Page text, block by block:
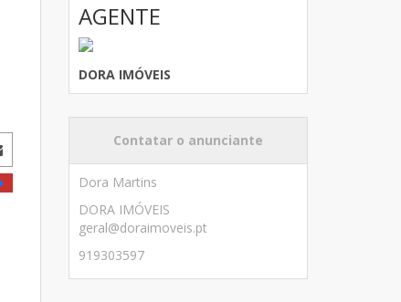
Imóvel para Venda
AGENTE
DORA IMÓVEIS
Contatar o anunciante
Dora Martins
DORA IMÓVEIS
geral@doraimoveis.pt
919303597